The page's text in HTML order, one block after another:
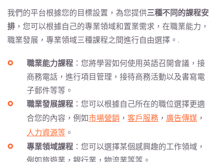
我們的平台根據您的目標設置，為您提供三種不同的課程安
排 ，您可以根據自己的專業領域和置業需求，在職業能力，
職業發展，專業領域三種課程之間進行自由選擇。.
職業能力課程 ：您將學習如何使用英語召開會議，接
商務電話，進行項目管理，接待商務活動以及書寫電
子郵件等等。
職業發展課程 ：您可以根據自己所在的職位選擇更適
合您的內容，例如市場營銷 ， 客戶服務 ， 廣告傳媒 ，
人力資源等 。
專業領域課程 ：您可以選擇某個感興趣的工作領域，